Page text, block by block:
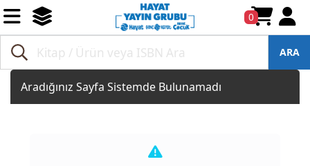
0
ARA
Aradığınız Sayfa Sistemde Bulunamadı